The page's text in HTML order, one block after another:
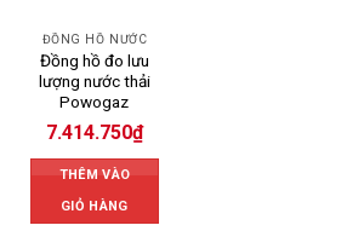
ĐỒNG HỒ NƯỚC
Đồng hồ đo lưu
lượng nước thải
Powogaz
7.414.750₫
THÊM VÀO
GIỎ HÀNG